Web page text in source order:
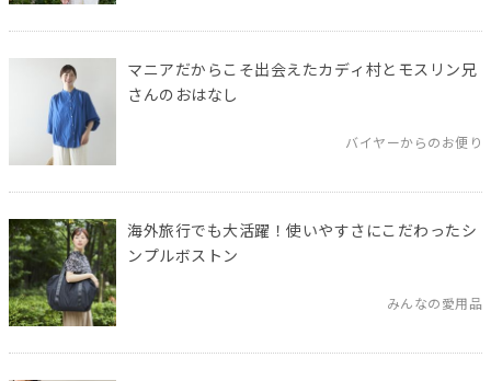
マニアだからこそ出会えたカディ村とモスリン兄
さんのおはなし
バイヤーからのお便り
海外旅行でも大活躍！使いやすさにこだわったシ
ンプルボストン
みんなの愛用品